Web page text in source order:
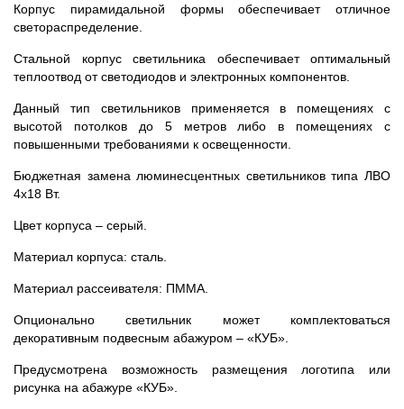
Корпус пирамидальной формы обеспечивает отличное
светораспределение.
Стальной корпус светильника обеспечивает оптимальный
теплоотвод от светодиодов и электронных компонентов.
Данный тип светильников применяется в помещениях с
высотой потолков до 5 метров либо в помещениях с
повышенными требованиями к освещенности.
Бюджетная замена люминесцентных светильников типа ЛВО
4х18 Вт.
Цвет корпуса – серый.
Материал корпуса: сталь.
Материал рассеивателя: ПММА.
Опционально светильник может комплектоваться
декоративным подвесным абажуром – «КУБ».
Предусмотрена возможность размещения логотипа или
рисунка на абажуре «КУБ».